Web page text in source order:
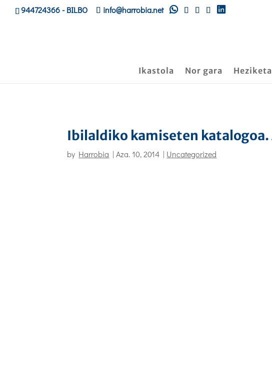
944724366- BILBO info@harrobia.net
Ikastola Nor gara
Ibilaldiko kamiseten
by Harrobia |Aza. 10, 2014 | Uncategorized